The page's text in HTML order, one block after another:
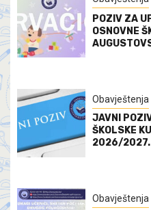
POZIV ZA
OSNOVNE
Obavještenja
JAVNI
ŠKOLSKE
2026/2027.
Obavještenja